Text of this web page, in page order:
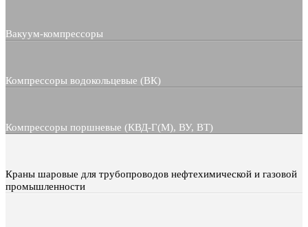
Вакуум-компрессоры
Компрессоры водокольцевые (ВК)
Компрессоры поршневые (КВД-Г(М), ВУ, ВТ)
Краны шаровые для трубопроводов нефтехимической и газовой
промышленности